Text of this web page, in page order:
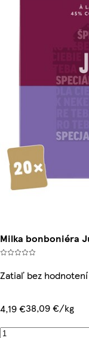
Milka bonboniéra
Zatiaľ bez hodnotení
4,19 €38,09 €/kg